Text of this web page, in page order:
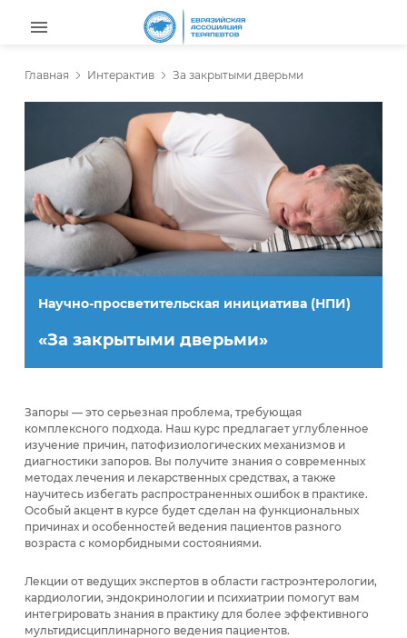
Главная Интерактив За закрытыми дверьми
Научно-просветительская инициатива (НПИ)
«За закрытыми дверьми»
Запоры — это серьезная проблема, требующая
комплексного подхода. Наш курс предлагает углубленное
изучение причин, патофизиологических механизмов и
диагностики запоров. Вы получите знания о современных
методах лечения и лекарственных средствах, а также
научитесь избегать распространенных ошибок в практике.
Особый акцент в курсе будет сделан на функциональных
причинах и особенностей ведения пациентов разного
возраста с коморбидными состояниями.
Лекции от ведущих экспертов в области гастроэнтерологии,
кардиологии, эндокринологии и психиатрии помогут вам
интегрировать знания в практику для более эффективного
мультидисциплинарного ведения пациентов.